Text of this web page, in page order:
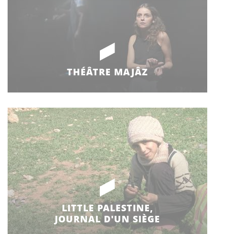
THÉÂTRE MAJÂZ
LITTLE PALESTINE,
JOURNAL D'UN SIÈGE